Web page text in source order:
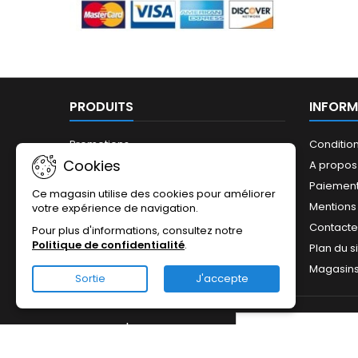
PRODUITS
Promotions
Nouveaux produits
A propos
Plan du
Magasins
Cookies
Ce magasin utilise des cookies pour améliorer
votre expérience de navigation.
Pour plus d'informations, consultez notre
Politique de confidentialité.
Sortie J'accepte
LETTRE D'INFORMATIONS